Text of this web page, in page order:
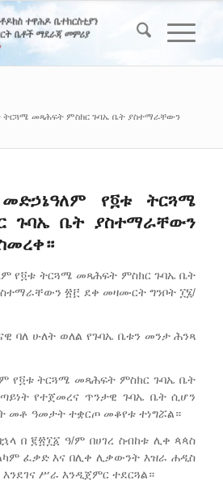
ትርጓሜ መጻሕፍት ምስክር ጉባኤ ቤት ያስተማራቸውን
የ፬ቱ ትርጓሜ
ጉባኤ ቤት ያስተማራቸውን
የ፬ቱ ትርጓሜ መጻሕፍት ምስክር ጉባኤ ቤት
፳፫ ደቀ መዛሙርት ግንቦት ፲፮/
ባለ ሁለት ወለል የጉባኤ ቤቱን መንታ ሕንጻ
የ፬ቱ ትርጓሜ መጻሕፍት ምስክር ጉባኤ ቤት
የተጀመረና ጥንታዊ ጉባኤ ቤት ሲሆን
መቶ ዓመታት ተቋርጦ መቆየቱ ተነግሯል።
በ ፪፳፲፩ ዓ/ም በሀገረ ስብከቱ ሊቀ ጳጳስ
ፈቃድ እና በሊቀ ሊቃውንት እዝራ ሐዲስ
ሥራ እንዲጀምር ተደርጓል።